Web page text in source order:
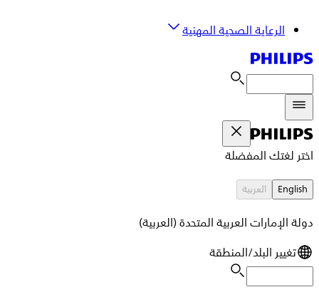
الرعاية الصحية المهنية
اختر لغتك المفضلة
English العربية
دولة الإمارات العربية المتحدة (العربية)
تغيير البلد/المنطقة